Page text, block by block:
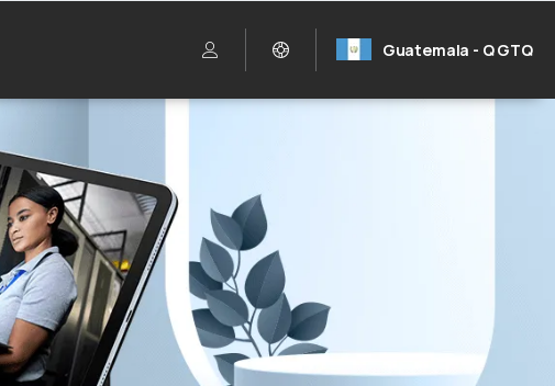
Guatemala - Q GTQ